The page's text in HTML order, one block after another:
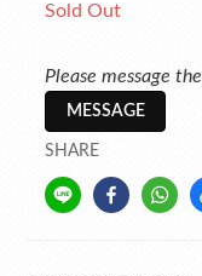
Sold Out
Please message
MESSAGE
SHARE